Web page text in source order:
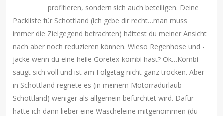
profitieren, sondern sich auch beteiligen. Deine
Packliste für Schottland (ich gebe dir recht…man muss
immer die Zielgegend betrachten) hättest du meiner Ansicht
nach aber noch reduzieren können. Wieso Regenhose und -
jacke wenn du eine heile Goretex-kombi hast? Ok…Kombi
saugt sich voll und ist am Folgetag nicht ganz trocken. Aber
in Schottland regnete es (in meinem Motorradurlaub
Schottland) weniger als allgemein befürchtet wird. Dafür
hätte ich dann lieber eine Wäscheleine mitgenommen (du